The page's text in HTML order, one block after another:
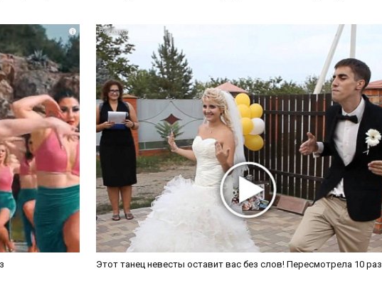
i
Этот танец невесты оставит вас без слов! Пересмотрела 10 раз